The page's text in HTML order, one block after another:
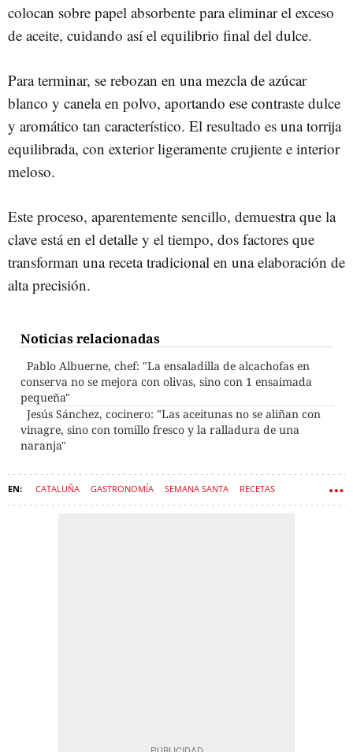
colocan sobre papel absorbente para eliminar el exceso
de aceite, cuidando así el equilibrio final del dulce.
Para terminar, se rebozan en una mezcla de azúcar
blanco y canela en polvo, aportando ese contraste dulce
y aromático tan característico. El resultado es una torrija
equilibrada, con exterior ligeramente crujiente e interior
meloso.
Este proceso, aparentemente sencillo, demuestra que la
clave está en el detalle y el tiempo, dos factores que
transforman una receta tradicional en una elaboración de
alta precisión.
Noticias relacionadas
Pablo Albuerne, chef: "La ensaladilla de alcachofas en
conserva no se mejora con olivas, sino con 1 ensaimada
pequeña"
Jesús Sánchez, cocinero: "Las aceitunas no se aliñan con
vinagre, sino con tomillo fresco y la ralladura de una
naranja"
CATALUÑA GASTRONOMÍA SEMANA SANTA RECETAS